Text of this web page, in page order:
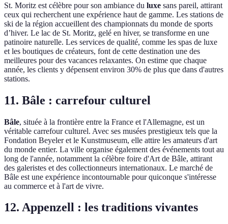
St. Moritz est célèbre pour son ambiance du luxe sans pareil, attirant
ceux qui recherchent une expérience haut de gamme. Les stations de
ski de la région accueillent des championnats du monde de sports
d’hiver. Le lac de St. Moritz, gelé en hiver, se transforme en une
patinoire naturelle. Les services de qualité, comme les spas de luxe
et les boutiques de créateurs, font de cette destination une des
meilleures pour des vacances relaxantes. On estime que chaque
année, les clients y dépensent environ 30% de plus que dans d'autres
stations.
11. Bâle : carrefour culturel
Bâle, située à la frontière entre la France et l'Allemagne, est un
véritable carrefour culturel. Avec ses musées prestigieux tels que la
Fondation Beyeler et le Kunstmuseum, elle attire les amateurs d'art
du monde entier. La ville organise également des événements tout au
long de l'année, notamment la célèbre foire d'Art de Bâle, attirant
des galeristes et des collectionneurs internationaux. Le marché de
Bâle est une expérience incontournable pour quiconque s'intéresse
au commerce et à l'art de vivre.
12. Appenzell : les traditions vivantes